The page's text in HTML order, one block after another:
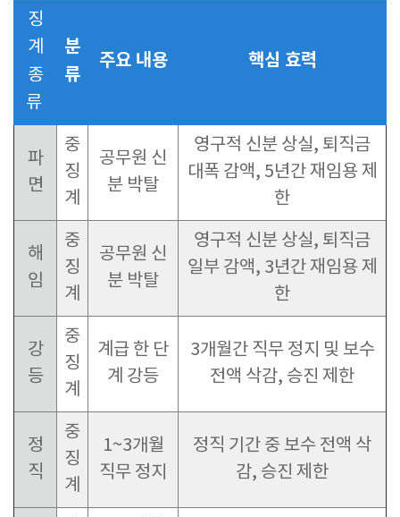
징
계
종
류
분
류
주요 내용 핵심 효력
파
면
중
징
계
공무원 신
분 박탈
영구적 신분 상실, 퇴직금
대폭 감액, 5년간 재임용 제
한
해
임
중
징
계
공무원 신
분 박탈
영구적 신분 상실, 퇴직금
일부 감액, 3년간 재임용 제
한
강
등
중
징
계
계급 한 단
계 강등
3개월간 직무 정지 및 보수
전액 삭감, 승진 제한
정
직
중
징
계
1~3개월
직무 정지
정직 기간 중 보수 전액 삭
감, 승진 제한